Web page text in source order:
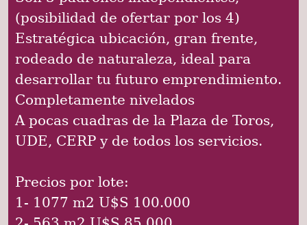
(posibilidad de ofertar por los 4)
Estratégica ubicación, gran frente,
rodeado de naturaleza, ideal para
desarrollar tu futuro emprendimiento.
Completamente nivelados
A pocas cuadras de la Plaza de Toros,
UDE, CERP y de todos los servicios.
Precios por lote:
1- 1077 m2 U$S 100.000